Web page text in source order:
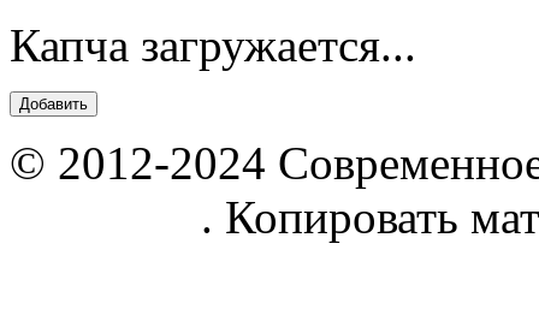
Капча загружается...
© 2012-2024
. Копировать